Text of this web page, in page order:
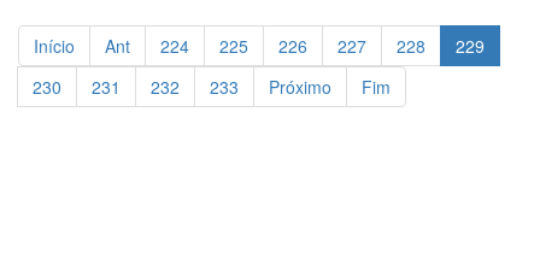
Início Ant 224 225 226 227 228
229
230
231 232 233 Próximo Fim